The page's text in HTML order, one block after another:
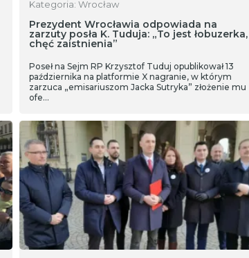
Kategoria: Wrocław
Prezydent Wrocławia odpowiada na
zarzuty posła K. Tuduja: „To jest łobuzerka,
chęć zaistnienia”
Poseł na Sejm RP Krzysztof Tuduj opublikował 13
października na platformie X nagranie, w którym
zarzuca „emisariuszom Jacka Sutryka” złożenie mu
ofe…